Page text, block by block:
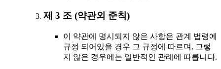
제 3 조 (약관외 준칙)
이 약관에 명시되지 않은 사항은 관계 법령에
규정 되어있을 경우 그 규정에 따르며, 그렇
지 않은 경우에는 일반적인 관례에 따릅니다.